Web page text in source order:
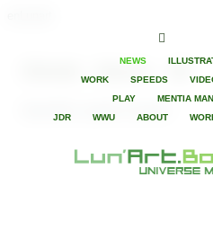
NEWS
WORK
SPEEDS
PLAY
MENTIA
JDR
WWU ABOUT
Shinobi - Naruto - Jdr